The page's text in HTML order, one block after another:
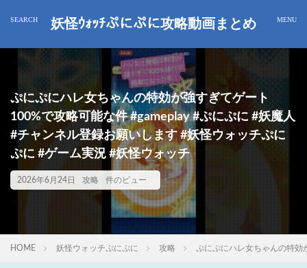
妖怪ｳｫｯﾁぷにぷに攻略動画まとめ
ぷにぷにハレ女ちゃんの特効が強すぎてゲート
100%で攻略可能な件 #gameplay #ぷにぷに #妖魔人
#チャンネル登録お願いします #妖怪ウォッチぷに
ぷに #ゲーム実況 #妖怪ウォッチ
2026年6月24日 攻略 件のビュー
HOME 妖怪ウォッチぷにぷに 攻略 ぷにぷにハレ女ちゃんの特効